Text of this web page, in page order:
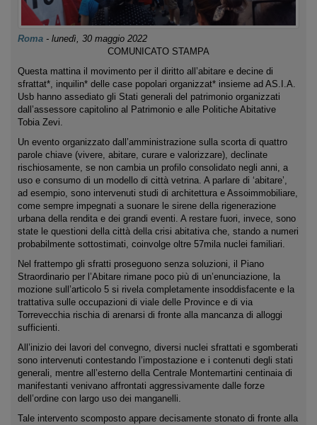
Roma - lunedì, 30 maggio 2022
COMUNICATO STAMPA
Questa mattina il movimento per il diritto all’abitare e decine di
sfrattat*, inquilin* delle case popolari organizzat* insieme ad AS.I.A.
Usb hanno assediato gli Stati generali del patrimonio organizzati
dall’assessore capitolino al Patrimonio e alle Politiche Abitative
Tobia Zevi.
Un evento organizzato dall’amministrazione sulla scorta di quattro
parole chiave (vivere, abitare, curare e valorizzare), declinate
rischiosamente, se non cambia un profilo consolidato negli anni, a
uso e consumo di un modello di città vetrina. A parlare di ‘abitare’,
ad esempio, sono intervenuti studi di architettura e Assoimmobiliare,
come sempre impegnati a suonare le sirene della rigenerazione
urbana della rendita e dei grandi eventi. A restare fuori, invece, sono
state le questioni della città della crisi abitativa che, stando a numeri
probabilmente sottostimati, coinvolge oltre 57mila nuclei familiari.
Nel frattempo gli sfratti proseguono senza soluzioni, il Piano
Straordinario per l’Abitare rimane poco più di un’enunciazione, la
mozione sull’articolo 5 si rivela completamente insoddisfacente e la
trattativa sulle occupazioni di viale delle Province e di via
Torrevecchia rischia di arenarsi di fronte alla mancanza di alloggi
sufficienti.
All’inizio dei lavori del convegno, diversi nuclei sfrattati e sgomberati
sono intervenuti contestando l’impostazione e i contenuti degli stati
generali, mentre all’esterno della Centrale Montemartini centinaia di
manifestanti venivano affrontati aggressivamente dalle forze
dell’ordine con largo uso dei manganelli.
Tale intervento scomposto appare decisamente stonato di fronte alla